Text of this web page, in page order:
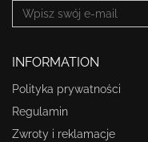
INFORMATION
Polityka prywatności
Regulamin
Zwroty i reklamacje